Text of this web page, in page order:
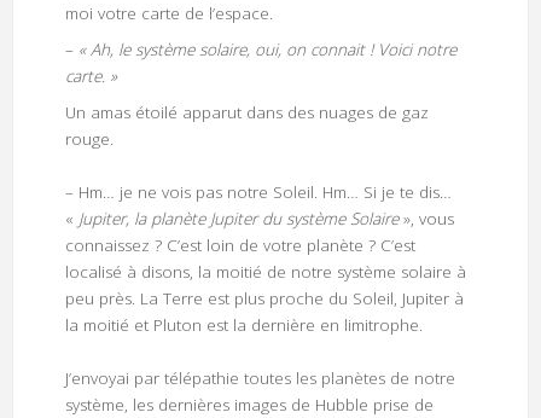
moi votre carte de l’espace.
– « Ah, le système solaire, oui, on connait ! Voici notre
carte. »
Un amas étoilé apparut dans des nuages de gaz
rouge.
– Hm… je ne vois pas notre Soleil. Hm… Si je te dis…
« Jupiter, la planète Jupiter du système Solaire», vous
connaissez ? C’est loin de votre planète ? C’est
localisé à disons, la moitié de notre système solaire à
peu près. La Terre est plus proche du Soleil, Jupiter à
la moitié et Pluton est la dernière en limitrophe.
J’envoyai par télépathie toutes les planètes de notre
système, les dernières images de Hubble prise de